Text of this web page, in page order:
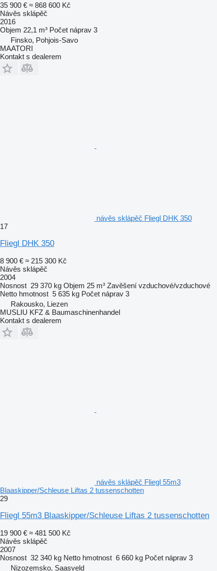
35 900 € ≈ 868 600 Kč
Návěs sklápěč
2016
Objem 22,1 m³ Počet náprav 3
Finsko, Pohjois-Savo
MAATORI
Kontakt s dealerem
návěs sklápěč Fliegl DHK 350
17
Fliegl DHK 350
8 900 € ≈ 215 300 Kč
Návěs sklápěč
2004
Nosnost 29 370 kg Objem 25 m³ Zavěšení vzduchové/vzduchové
Netto hmotnost 5 635 kg Počet náprav 3
Rakousko, Liezen
MUSLIU KFZ & Baumaschinenhandel
Kontakt s dealerem
návěs sklápěč Fliegl 55m3
Blaaskipper/Schleuse Liftas 2 tussenschotten
29
Fliegl 55m3 Blaaskipper/Schleuse Liftas 2 tussenschotten
19 900 € ≈ 481 500 Kč
Návěs sklápěč
2007
Nosnost 32 340 kg Netto hmotnost 6 660 kg Počet náprav 3
Nizozemsko, Saasveld